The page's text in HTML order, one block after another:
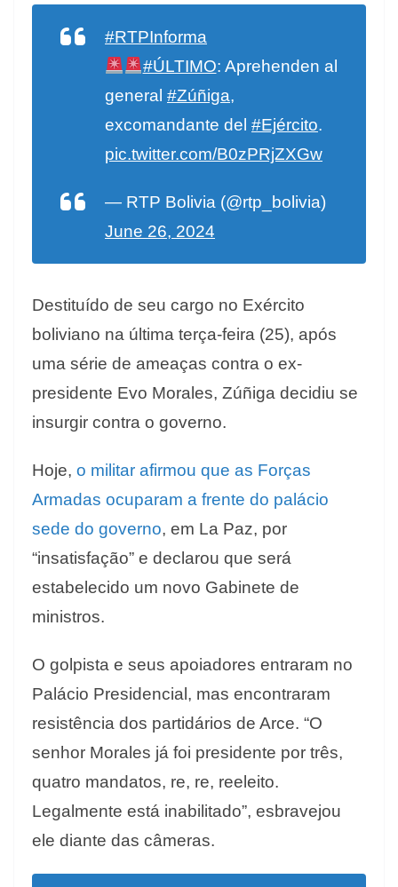
#RTPInforma
#ÚLTIMO: Aprehenden al
general #Zúñiga,
excomandante del #Ejército.
pic.twitter.com/B0zPRjZXGw
— RTP Bolivia (@rtp_bolivia)
June 26, 2024
Destituído de seu cargo no Exército
boliviano na última terça-feira (25), após
uma série de ameaças contra o ex-
presidente Evo Morales, Zúñiga decidiu se
insurgir contra o governo.
Hoje, o militar afirmou que as Forças
Armadas ocuparam a frente do palácio
sede do governo, em La Paz, por
“insatisfação” e declarou que será
estabelecido um novo Gabinete de
ministros.
O golpista e seus apoiadores entraram no
Palácio Presidencial, mas encontraram
resistência dos partidários de Arce. “O
senhor Morales já foi presidente por três,
quatro mandatos, re, re, reeleito.
Legalmente está inabilitado”, esbravejou
ele diante das câmeras.